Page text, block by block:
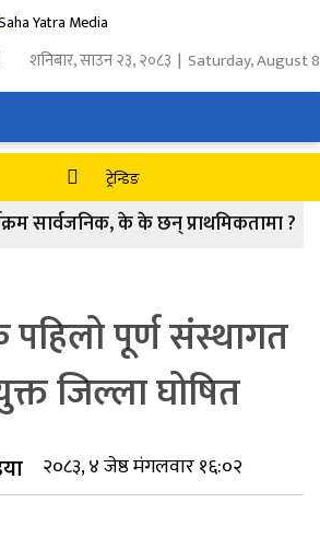
शनिबार,साउन२३,२०८३ | Saturday, August
ट्रेन्डिङ
के के छन् प्राथमिकतामा ?
पूर्ण संस्थागत
जिल्ला घोषित
२०८३, ४ जेष्ठ मंगलवार १६:०२